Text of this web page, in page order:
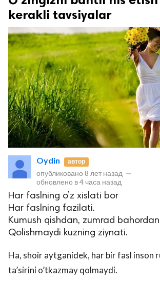
kerakli tavsiyalar
Oydin автор
опубликовано 8 лет назад —
обновлено в4 часа назад
Har faslning o’z xislati bor
Har faslning fazilati.
Kumush qishdan, zumrad bahordan
Qolishmaydi kuzning ziynati.
Ha, shoir aytganidek, har bir fasl inson
ta’sirini o’tkazmay qolmaydi.